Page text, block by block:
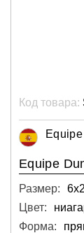
Код товара:
Equipe
Размер:
Цвет:
Форма: